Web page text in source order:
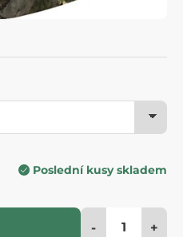
Poslední kusy skladem
- +